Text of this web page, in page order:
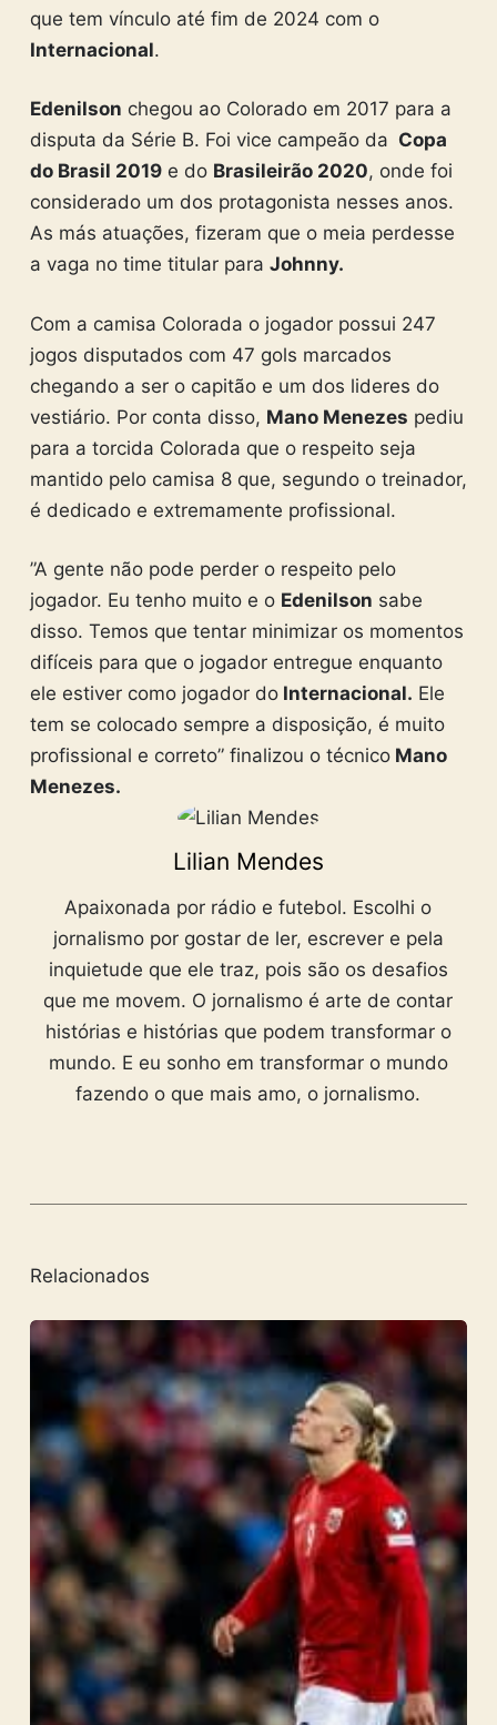
que tem vínculo até fim de 2024 com o
Internacional.
Edenilson chegou ao Colorado em 2017 para a
disputa da Série B. Foi vice campeão da Copa
do Brasil 2019e do Brasileirão 2020, onde foi
considerado um dos protagonista nesses anos.
As más atuações, fizeram que o meia perdesse
a vaga no time titular para Johnny.
Com a camisa Colorada o jogador possui 247
jogos disputados com 47 gols marcados
chegando a ser o capitão e um dos lideres do
vestiário. Por conta disso, Mano Menezes pediu
para a torcida Colorada que o respeito seja
mantido pelo camisa 8 que, segundo o treinador,
é dedicado e extremamente profissional.
”A gente não pode perder o respeito pelo
jogador. Eu tenho muito e o Edenilson sabe
disso. Temos que tentar minimizar os momentos
difíceis para que o jogador entregue enquanto
ele estiver como jogador doInternacional. Ele
tem se colocado sempre a disposição, é muito
profissional e correto” finalizou o técnicoMano
Menezes.
Lilian Mendes
Apaixonada por rádio e futebol. Escolhi o
jornalismo por gostar de ler, escrever e pela
inquietude que ele traz, pois são os desafios
que me movem. O jornalismo é arte de contar
histórias e histórias que podem transformar o
mundo. E eu sonho em transformar o mundo
fazendo o que mais amo, o jornalismo.
Relacionados